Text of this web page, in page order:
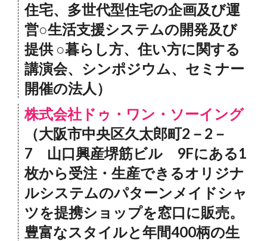
住宅、多世代型住宅の企画及び運
営○生活支援システムの開発及び
提供 ○暮らし方、住い方に関する
講演会、シンポジウム、セミナー
開催の法人）
株式会社ドゥ・ワン・ソーイング
（大阪市中央区久太郎町2－2－
7 山口興産堺筋ビル 9Fにある1
枚から受注・生産できるオリジナ
ルシステムのパターンメイドシャ
ツを提携ショップを窓口に販売。
豊富なスタイルと年間400柄の生